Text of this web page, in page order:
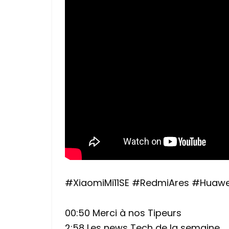
#XiaomiMi11SE #RedmiAres
00:50 Merci à nos Tipeurs